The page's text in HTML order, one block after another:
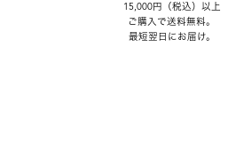
15,000円（税込）以上
ご購入で送料無料。
最短翌日にお届け。